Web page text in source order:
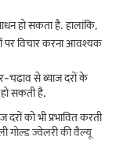
लागत के पूरी
वैल्यू मिलती है,
करते हैं.
की चोरी या नुकसान
हो सकता है. हालांकि,
पर विचार करना आवश्यक
चढ़ाव से ब्याज दरों के
हो सकती है.
दरों को भी प्रभावित करती
गोल्ड ज्वेलरी की वैल्यू